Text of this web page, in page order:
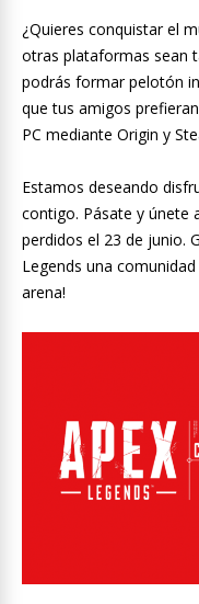
¿Quieres conquistar el
otras plataformas sean
podrás formar pelotón
que tus amigos
PC mediante Origin y
Estamos deseando
contigo. Pásate y únete
perdidos el 23 de junio.
Legends una
arena!